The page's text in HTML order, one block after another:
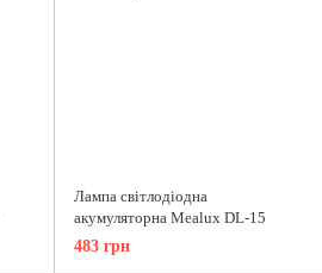
Лампа світлодіодна
акумуляторна Mealux DL-15
483 грн